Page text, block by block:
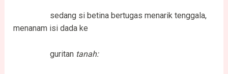
sedang si betina bertugas menarik tenggala,
menanam isi dada ke
guritan tanah: